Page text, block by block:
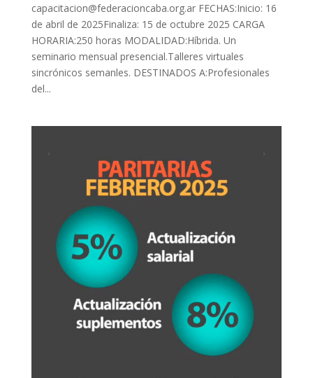
capacitacion@federacioncaba.org.ar FECHAS:Inicio: 16
de abril de 2025Finaliza: 15 de octubre 2025 CARGA
HORARIA:250 horas MODALIDAD:Híbrida. Un
seminario mensual presencial.Talleres virtuales
sincrónicos semanles. DESTINADOS A:Profesionales
del...